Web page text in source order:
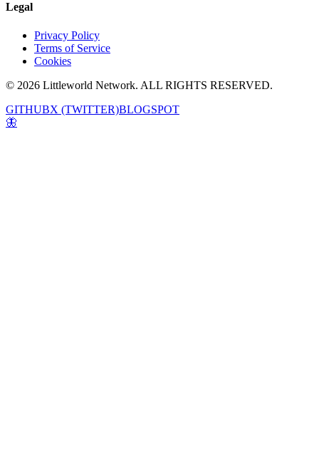
Legal
Privacy Policy
Terms of Service
Cookies
© 2026 Littleworld Network. ALL RIGHTS RESERVED.
GITHUBX (TWITTER)BLOGSPOT
🦋